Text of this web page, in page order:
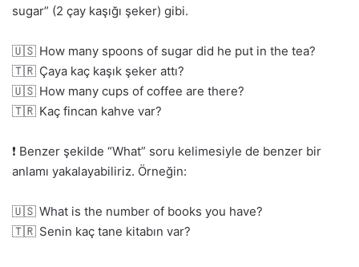
sugar” (2 çay kaşığı şeker) gibi.
🇺🇸 How many spoons of sugar did he put in the tea?
🇹🇷 Çaya kaç kaşık şeker attı?
🇺🇸 How many cups of coffee are there?
🇹🇷 Kaç fincan kahve var?
❗ Benzer şekilde “What” soru kelimesiyle de benzer bir
anlamı yakalayabiliriz. Örneğin:
🇺🇸 What is the number of books you have?
🇹🇷 Senin kaç tane kitabın var?